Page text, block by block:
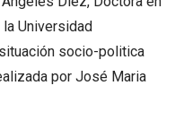
Universidad
socio-politica
por José Maria